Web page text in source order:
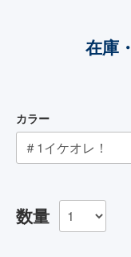
在庫
カラー
数量